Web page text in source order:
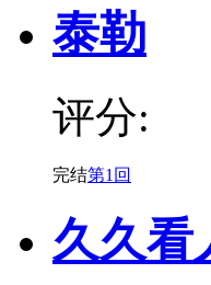
泰勒
评分:
完结第1回
久久看